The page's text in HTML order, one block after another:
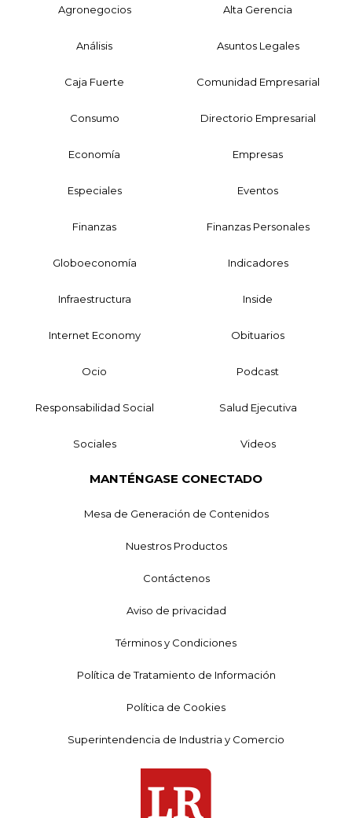
Agronegocios Alta Gerencia
Análisis Asuntos Legales
Caja Fuerte Comunidad Empresarial
Consumo Directorio Empresarial
Economía Empresas
Especiales Eventos
Finanzas Finanzas Personales
Globoeconomía Indicadores
Infraestructura Inside
Internet Economy Obituarios
Ocio Podcast
Responsabilidad Social Salud Ejecutiva
Sociales Videos
MANTÉNGASE CONECTADO
Mesa de Generación de Contenidos
Nuestros Productos
Contáctenos
Aviso de privacidad
Términos y Condiciones
Política de Tratamiento de Información
Política de Cookies
Superintendencia de Industria y Comercio